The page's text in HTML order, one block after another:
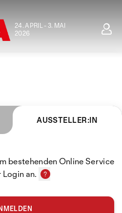
24. APRIL - 3. MAI
2026
AUSSTELLER:IN
bestehenden Online Service
an.